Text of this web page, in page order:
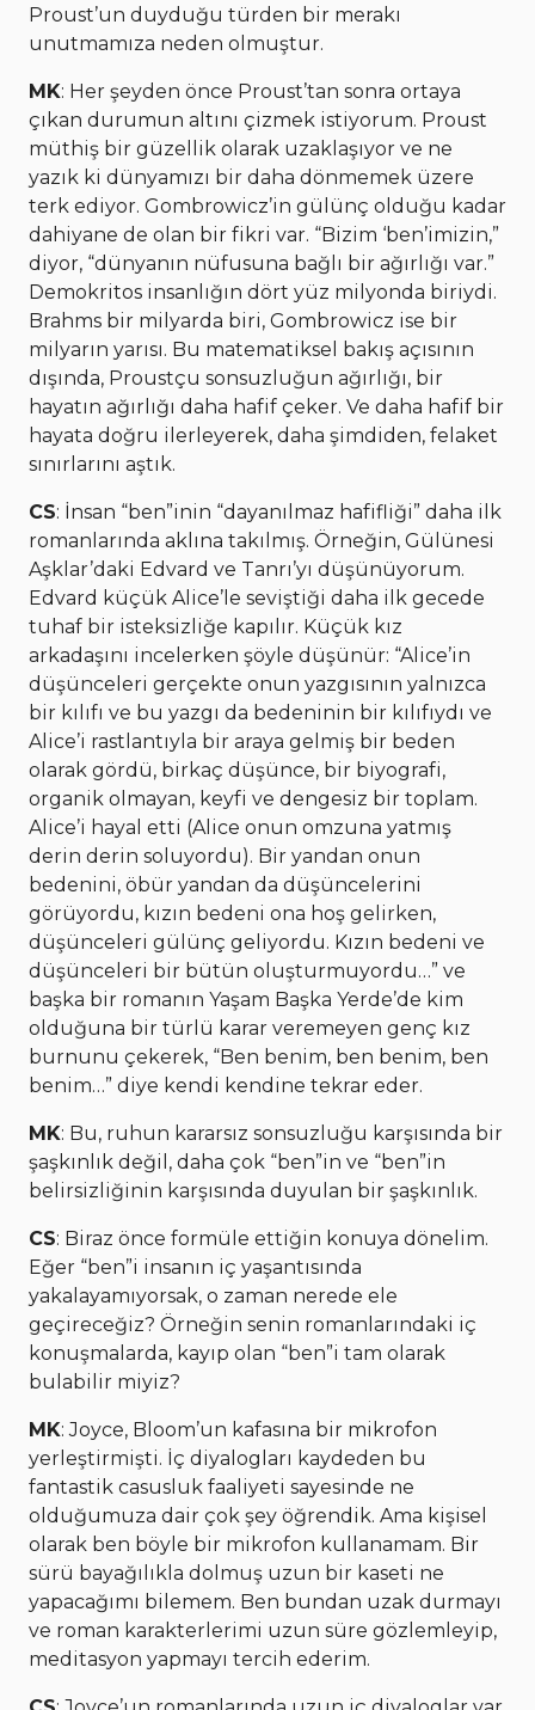
Proust’un duyduğu türden bir merakı
unutmamıza neden olmuştur.
MK: Her şeyden önce Proust’tan sonra ortaya
çıkan durumun altını çizmek istiyorum. Proust
müthiş bir güzellik olarak uzaklaşıyor ve ne
yazık ki dünyamızı bir daha dönmemek üzere
terk ediyor. Gombrowicz’in gülünç olduğu kadar
dahiyane de olan bir fikri var. “Bizim ‘ben’imizin,”
diyor, “dünyanın nüfusuna bağlı bir ağırlığı var.”
Demokritos insanlığın dört yüz milyonda biriydi.
Brahms bir milyarda biri, Gombrowicz ise bir
milyarın yarısı. Bu matematiksel bakış açısının
dışında, Proustçu sonsuzluğun ağırlığı, bir
hayatın ağırlığı daha hafif çeker. Ve daha hafif bir
hayata doğru ilerleyerek, daha şimdiden, felaket
sınırlarını aştık.
CS: İnsan “ben”inin “dayanılmaz hafifliği” daha ilk
romanlarında aklına takılmış. Örneğin, Gülünesi
Aşklar’daki Edvard ve Tanrı’yı düşünüyorum.
Edvard küçük Alice’le seviştiği daha ilk gecede
tuhaf bir isteksizliğe kapılır. Küçük kız
arkadaşını incelerken şöyle düşünür: “Alice’in
düşünceleri gerçekte onun yazgısının yalnızca
bir kılıfı ve bu yazgı da bedeninin bir kılıfıydı ve
Alice’i rastlantıyla bir araya gelmiş bir beden
olarak gördü, birkaç düşünce, bir biyografi,
organik olmayan, keyfi ve dengesiz bir toplam.
Alice’i hayal etti (Alice onun omzuna yatmış
derin derin soluyordu). Bir yandan onun
bedenini, öbür yandan da düşüncelerini
görüyordu, kızın bedeni ona hoş gelirken,
düşünceleri gülünç geliyordu. Kızın bedeni ve
düşünceleri bir bütün oluşturmuyordu…” ve
başka bir romanın Yaşam Başka Yerde’de kim
olduğuna bir türlü karar veremeyen genç kız
burnunu çekerek, “Ben benim, ben benim, ben
benim…” diye kendi kendine tekrar eder.
MK: Bu, ruhun kararsız sonsuzluğu karşısında bir
şaşkınlık değil, daha çok “ben”in ve “ben”in
belirsizliğinin karşısında duyulan bir şaşkınlık.
CS: Biraz önce formüle ettiğin konuya dönelim.
Eğer “ben”i insanın iç yaşantısında
yakalayamıyorsak, o zaman nerede ele
geçireceğiz? Örneğin senin romanlarındaki iç
konuşmalarda, kayıp olan “ben”i tam olarak
bulabilir miyiz?
MK: Joyce, Bloom’un kafasına bir mikrofon
yerleştirmişti. İç diyalogları kaydeden bu
fantastik casusluk faaliyeti sayesinde ne
olduğumuza dair çok şey öğrendik. Ama kişisel
olarak ben böyle bir mikrofon kullanamam. Bir
sürü bayağılıkla dolmuş uzun bir kaseti ne
yapacağımı bilemem. Ben bundan uzak durmayı
ve roman karakterlerimi uzun süre gözlemleyip,
meditasyon yapmayı tercih ederim.